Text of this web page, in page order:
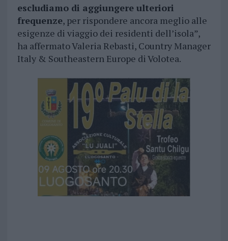
escludiamo di aggiungere ulteriori
frequenze, per rispondere ancora meglio alle
esigenze di viaggio dei residenti dell’isola”,
ha affermato Valeria Rebasti, Country Manager
Italy & Southeastern Europe di Volotea.